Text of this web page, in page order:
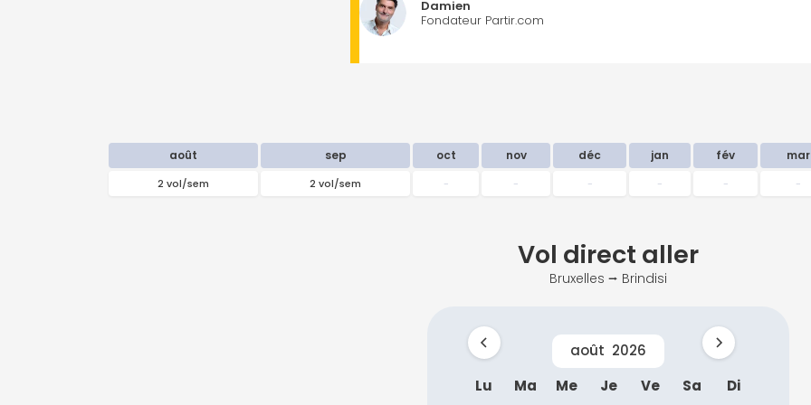
Damien
Fondateur Partir.com
août sep oct nov déc jan fév mar
2 vol/sem 2 vol/sem - - - - - -
Vol direct aller
Bruxelles ⭢ Brindisi
août 2026
Lu
Ma Me Je Ve Sa Di